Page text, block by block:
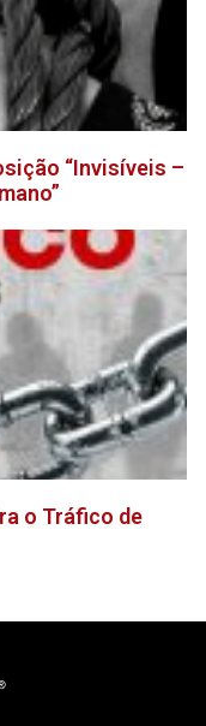
“Invisíveis –
o Tráfico de